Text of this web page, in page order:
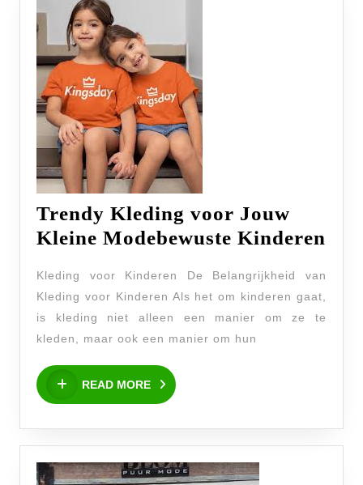
Trendy Kleding voor Jouw
Kleine Modebewuste Kinderen
Kleding voor Kinderen De Belangrijkheid van
Kleding voor Kinderen Als het om kinderen gaat,
is kleding niet alleen een manier om ze te
kleden, maar ook een manier om hun
READ MORE
READ
MORE